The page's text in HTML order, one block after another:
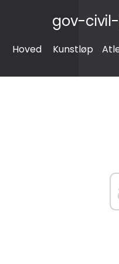
gov-
Hoved Kunstløp